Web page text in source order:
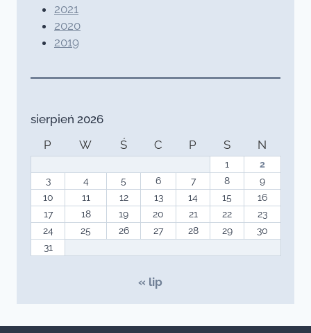
2021
2020
2019
sierpień 2026
P
W Ś C P S N
1
2
3
4 5 6 7 8
9
10
11 12 13 14 15
16
17
18 19 20 21 22
23
24
25 26 27 28 29
30
31
« lip